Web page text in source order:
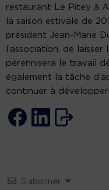
restaurant Le Pitey à
la saison estivale de
président Jean-Marie
l’association, de
pérennisera le travail
également la tâche
continuer à développer
S’abonner